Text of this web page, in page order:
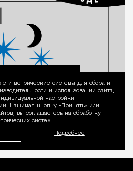
Уведомление
и метрические системы для сбора и
и использовании сайта,
настройки
Нажимая кнопку «Принять» или
вы соглашаетесь на обработку
систем.
Подробнее